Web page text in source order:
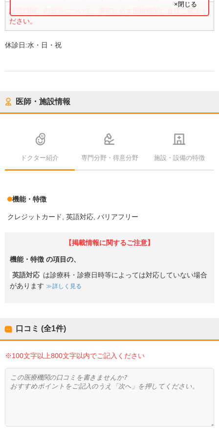
診療時間・内容等について、事前に必ず医療機関に直接ご確認く
ださい。
×閉じる
休診日:水・日・祝
医師・施設情報
ドクター紹介 専門分野・得意分野 施設・設備の特徴
機能・特徴
クレジットカード 英語対応 バリアフリー
【掲載情報に関するご注意】
機能・特徴 の項目の、
英語対応 は診療科・診療日時等によっては対応していない場合
があります
詳しく見る
口コミ (全1件)
※100文字以上800文字以内でご記入ください